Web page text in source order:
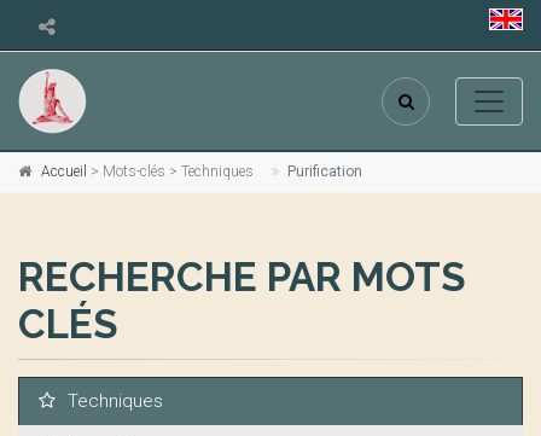
Accueil > Mots-clés > Techniques Purification
RECHERCHE PAR MOTS
CLÉS
Techniques